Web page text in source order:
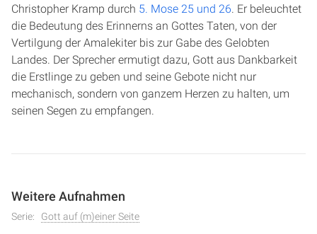
Christopher Kramp durch 5. Mose 25 und 26. Er beleuchtet
die Bedeutung des Erinnerns an Gottes Taten, von der
Vertilgung der Amalekiter bis zur Gabe des Gelobten
Landes. Der Sprecher ermutigt dazu, Gott aus Dankbarkeit
die Erstlinge zu geben und seine Gebote nicht nur
mechanisch, sondern von ganzem Herzen zu halten, um
seinen Segen zu empfangen.
Weitere Aufnahmen
Serie: Gott auf (m)einer Seite